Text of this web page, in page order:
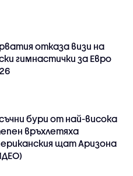
отказа визи на
гимнастички за Евро
бури от най-висока
връхлетяха
щат Аризона